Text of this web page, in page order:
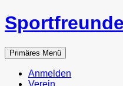
Zum
Inhalt
Suchen
Primäres Menü
Anmelden
Verein